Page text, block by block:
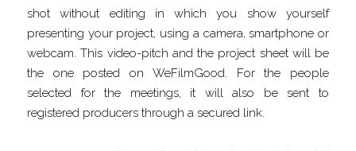
shot without editing in which you show yourself
presenting your project, using a camera, smartphone or
webcam. This video-pitch and the project sheet will be
the one posted on WeFilmGood. For the people
selected for the meetings, it will also be sent to
registered producers through a secured link.